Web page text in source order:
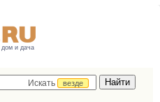
дом и дача
Искать
везде